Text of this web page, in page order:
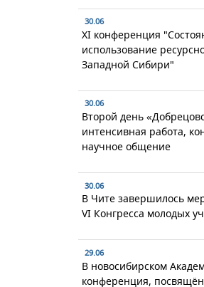
30.06
XI конференция
использование
Западной Сибири"
30.06
Второй день
интенсивная работа,
научное общение
30.06
В Чите завершилось
VI Конгресса молодых
29.06
В новосибирском
конференция,